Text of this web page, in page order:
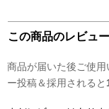
この商品のレビュ
商品が届いた後ご使用
ー投稿＆採用されると